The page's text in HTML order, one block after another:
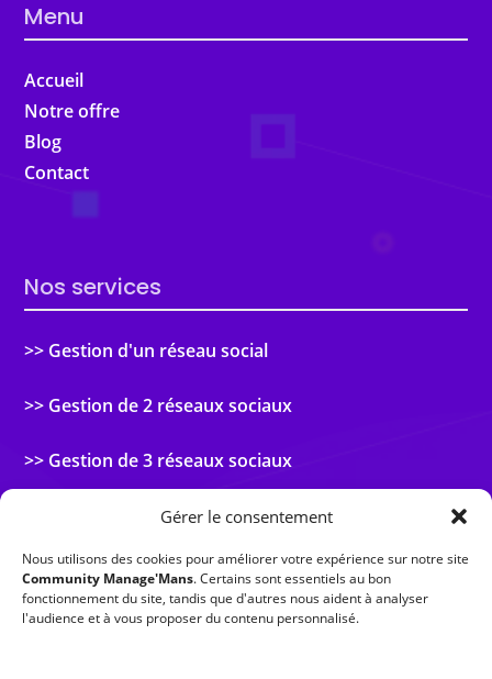
Gérer le consentement
Nous utilisons des cookies pour améliorer votre expérience sur notre site
Community Manage'Mans. Certains sont essentiels au bon
fonctionnement du site, tandis que d'autres nous aident à analyser
l'audience et à vous proposer du contenu personnalisé.
Menu
Accueil
Notre offre
Blog
Contact
Nos services
>> Gestion d'un réseau social
>> Gestion de 2 réseaux sociaux
>> Gestion de 3 réseaux sociaux
Nous contacter
 Nous joindre
02 43 80 87 19